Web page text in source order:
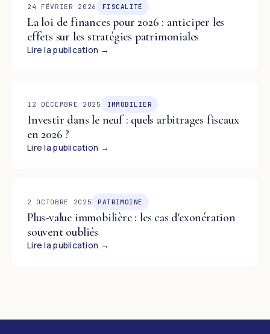
24 FÉVRIER 2026 FISCALITÉ
La loi de finances pour 2026 : anticiper les
effets sur les stratégies patrimoniales
Lire la publication →
12 DÉCEMBRE 2025 IMMOBILIER
Investir dans le neuf : quels arbitrages fiscaux
en 2026 ?
Lire la publication →
2 OCTOBRE 2025 PATRIMOINE
Plus-value immobilière : les cas d'exonération
souvent oubliés
Lire la publication →